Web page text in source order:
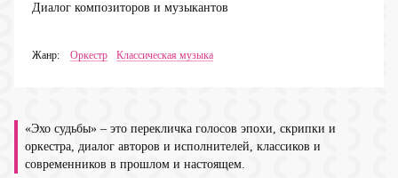
Диалог композиторов и музыкантов
Жанр: Оркестр Классическая музыка
«Эхо судьбы» – это перекличка голосов эпохи, скрипки и
оркестра, диалог авторов и исполнителей, классиков и
современников в прошлом и настоящем.